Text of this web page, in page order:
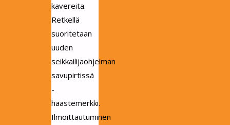
kavereita.
Retkellä
suoritetaan
uuden
seikkailijaohjelman
savupirtissä
-
haastemerkki.
Ilmoittautuminen